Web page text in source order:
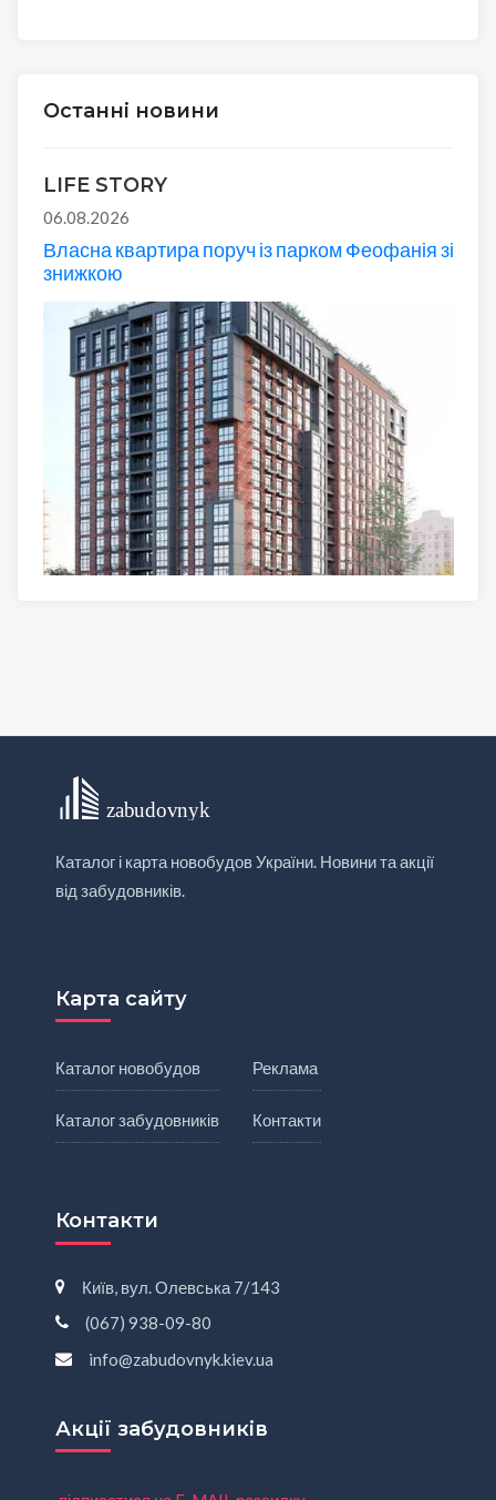
Останні новини
LIFE STORY
06.08.2026
Власна квартира поруч із парком Феофанія зі
знижкою
Каталог і карта новобудов України. Новини та акції
від забудовників.
Карта сайту
Каталог новобудов
Каталог забудовників
Реклама
Контакти
Контакти
Київ, вул. Олевська 7/143
(067) 938-09-80
info@zabudovnyk.kiev.ua
Акції забудовників